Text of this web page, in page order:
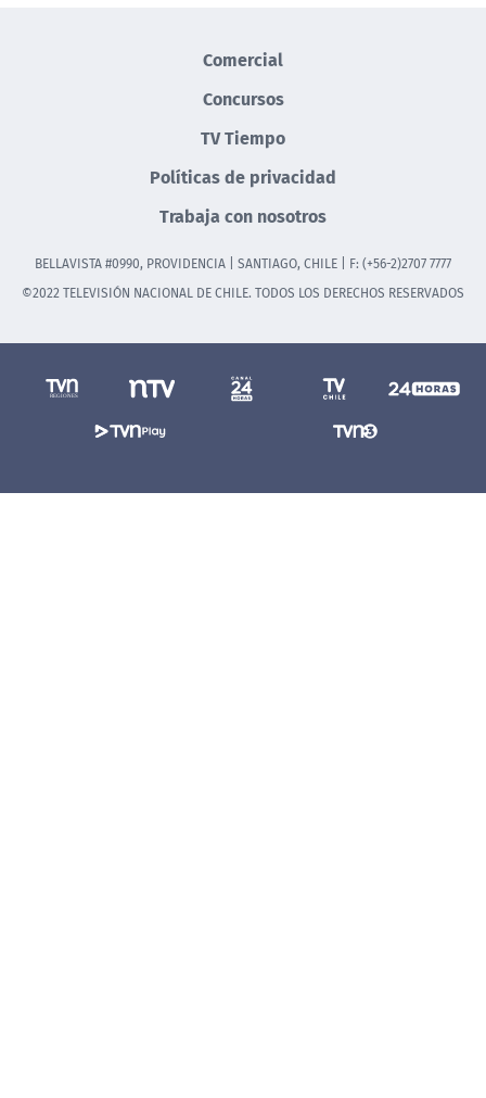
Comercial
Concursos
TV Tiempo
Políticas de privacidad
Trabaja con nosotros
BELLAVISTA #0990, PROVIDENCIA | SANTIAGO, CHILE | F: (+56-2)2707 7777
©2022 TELEVISIÓN NACIONAL DE CHILE. TODOS LOS DERECHOS RESERVADOS